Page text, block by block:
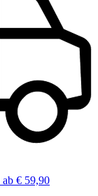
ab € 59,90